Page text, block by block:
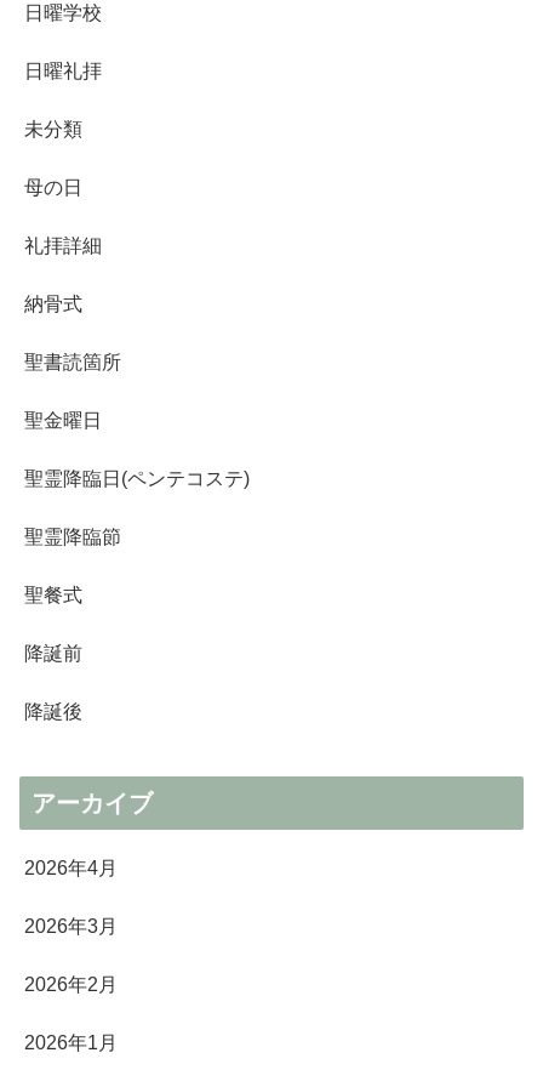
日曜学校
日曜礼拝
未分類
母の日
礼拝詳細
納骨式
聖書読箇所
聖金曜日
聖霊降臨日(ペンテコステ)
聖霊降臨節
聖餐式
降誕前
降誕後
アーカイブ
2026年4月
2026年3月
2026年2月
2026年1月